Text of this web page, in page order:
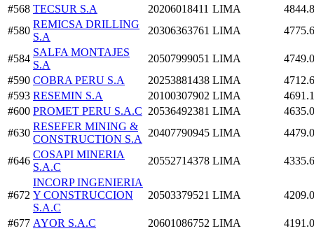
#568 TECSUR S.A 20206018411 LIMA
#580
REMICSA DRILLING
S.A
20306363761 LIMA
#584
SALFA MONTAJES
S.A
20507999051 LIMA
#590 COBRA PERU S.A 20253881438 LIMA
#593 RESEMIN S.A 20100307902 LIMA
#600 PROMET PERU S.A.C 20536492381 LIMA
#630
RESEFER MINING &
CONSTRUCTION S.A
20407790945 LIMA
#646
COSAPI MINERIA
S.A.C
20552714378 LIMA
#672
INCORP INGENIERIA
Y CONSTRUCCION
S.A.C
20503379521 LIMA
#677 AYOR S.A.C 20601086752 LIMA